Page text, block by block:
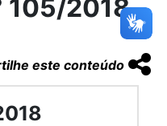
105/2018
este conteúdo